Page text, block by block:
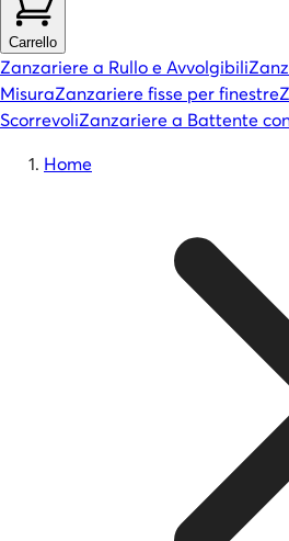
Carrello
Zanzariere a Rullo e Avvolgibili
MisuraZanzariere fisse per finestre
ScorrevoliZanzariere a Battente
Home